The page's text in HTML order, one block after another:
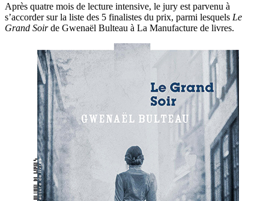
Après quatre mois de lecture intensive, le jury est parvenu à
s’accorder sur la liste des 5 finalistes du prix, parmi lesquels Le
Grand Soirde Gwenaël Bulteau à La Manufacture de livres.